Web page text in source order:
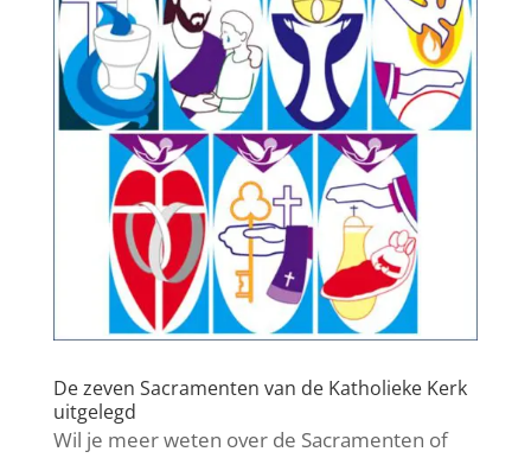
De zeven Sacramenten van de Katholieke Kerk
uitgelegd
Wil je meer weten over de Sacramenten of